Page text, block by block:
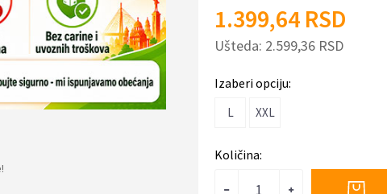
!
1.399,64 RSD
Ušteda: 2.599,36 RSD
Izaberi opciju:
L XXL
Količina: